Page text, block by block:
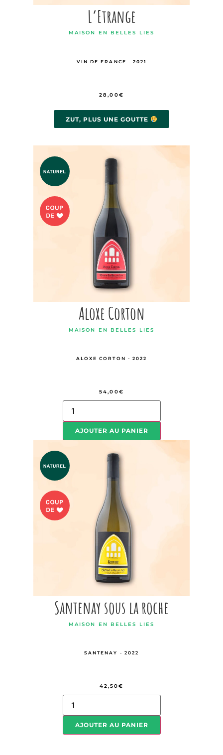
L’Etrange
MAISON EN BELLES LIES
VIN DE FRANCE - 2021
28,00€
ZUT, PLUS UNE GOUTTE
Aloxe Corton
MAISON EN BELLES LIES
ALOXE CORTON - 2022
54,00€
AJOUTER AU PANIER
Santenay sous la roche
MAISON EN BELLES LIES
SANTENAY - 2022
42,50€
AJOUTER AU PANIER